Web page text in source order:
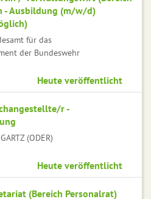
- Ausbildung (m/w/d)
für das
der Bundeswehr
Heute veröffentlicht
r -
(ODER)
Heute veröffentlicht
(Bereich Personalrat)